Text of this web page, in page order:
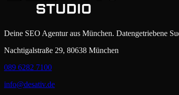
Deine SEO Agentur aus München. Datengetriebene
Nachtigalstraße 29, 80638 München
089 6282 7100
info@desativ.de